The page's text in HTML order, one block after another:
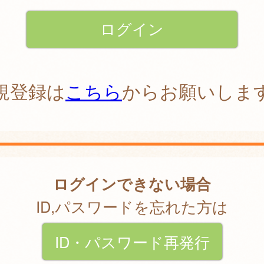
登録はこちらからお願いしま
ログインできない場合
ID,パスワードを忘れた方は
ID・パスワード再発行